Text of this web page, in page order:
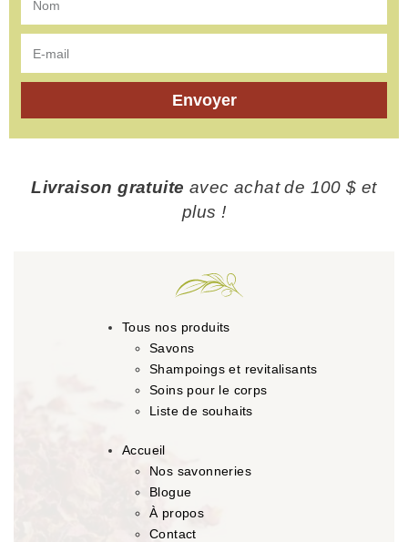
Envoyer
Livraison gratuite avec achat de 100 $ et
plus !
Tous nos produits
Savons
Shampoings et revitalisants
Soins pour le corps
Liste de souhaits
Accueil
Nos savonneries
Blogue
À propos
Contact